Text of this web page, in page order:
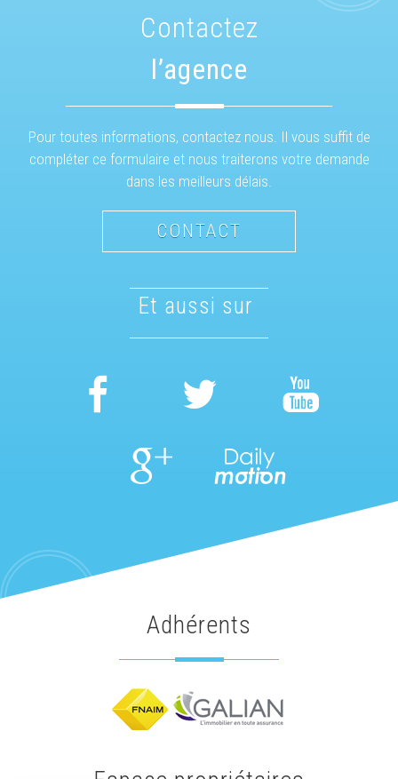
contactez
l’agence
Pour toutes informations, contactez nous. Il vous suffit de
compléter ce formulaire et nous traiterons votre demande
dans les meilleurs délais.
CONTACT
et aussi sur
adhérents